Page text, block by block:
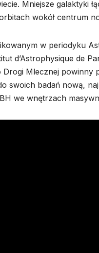
Mniejsze galaktyki
wokół centrum
w periodyku
d’Astrophysique de
Drogi Mlecznej
swoich badań nową,
we wnętrzach